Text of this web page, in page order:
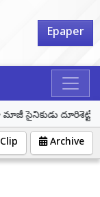
Epaper
దూరిశెట్టి
Archive